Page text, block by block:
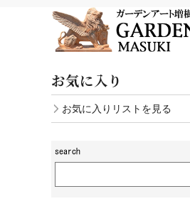
お気に入り
お気に入りリストを見る